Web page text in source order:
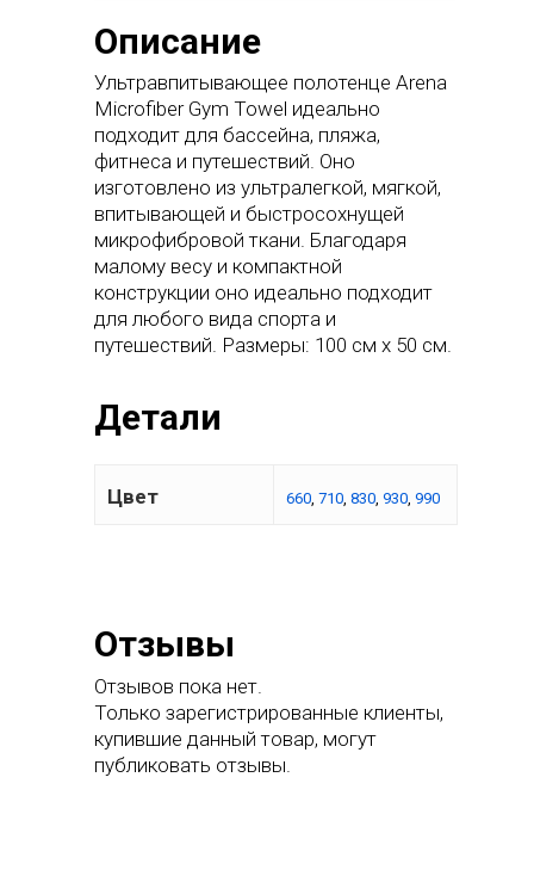
Описание
Ультравпитывающее полотенце Arena
Microfiber Gym Towel идеально
подходит для бассейна, пляжа,
фитнеса и путешествий. Оно
изготовлено из ультралегкой, мягкой,
впитывающей и быстросохнущей
микрофибровой ткани. Благодаря
малому весу и компактной
конструкции оно идеально подходит
для любого вида спорта и
путешествий. Размеры: 100 см x 50 см.
Детали
Цвет 660, 710, 830, 930, 990
Отзывы
Отзывов пока нет.
Только зарегистрированные клиенты,
купившие данный товар, могут
публиковать отзывы.